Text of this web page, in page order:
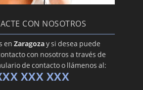
CON NOSOTROS
enZaragozay si desea puede
con nosotros a través de
de contacto o llámenos al:
XXX XXX